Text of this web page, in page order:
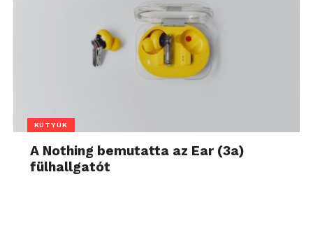
KÜTYÜK
A Nothing bemutatta az Ear (3a)
fülhallgatót